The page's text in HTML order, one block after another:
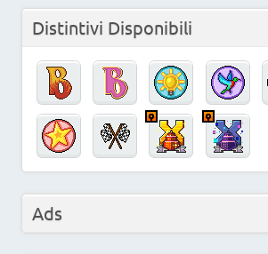
Distintivi Disponibili
Ads